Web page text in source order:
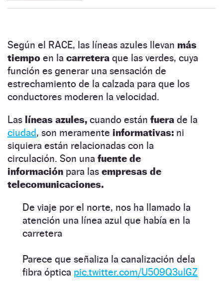
Según el RACE, las líneas azules llevan más
tiempo en la carretera que las verdes, cuya
función es generar una sensación de
estrechamiento de la calzada para que los
conductores moderen la velocidad.
Las líneas azules, cuando están fuera de la
ciudad, son meramente informativas: ni
siquiera están relacionadas con la
circulación. Son una fuente de
información para las empresas de
telecomunicaciones.
De viaje por el norte, nos ha llamado la
atención una línea azul que había en la
carretera
Parece que señaliza la canalización dela
fibra óptica pic.twitter.com/U509Q3ulGZ